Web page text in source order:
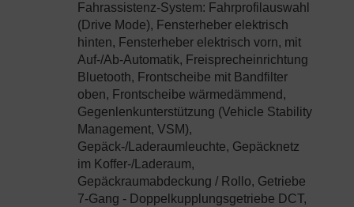
Fahrassistenz-System: Fahrprofilauswahl
(Drive Mode), Fensterheber elektrisch
hinten, Fensterheber elektrisch vorn, mit
Auf-/Ab-Automatik, Freisprecheinrichtung
Bluetooth, Frontscheibe mit Bandfilter
oben, Frontscheibe wärmedämmend,
Gegenlenkunterstützung (Vehicle Stability
Management, VSM),
Gepäck-/Laderaumleuchte, Gepäcknetz
im Koffer-/Laderaum,
Gepäckraumabdeckung / Rollo, Getriebe
7-Gang - Doppelkupplungsgetriebe DCT,